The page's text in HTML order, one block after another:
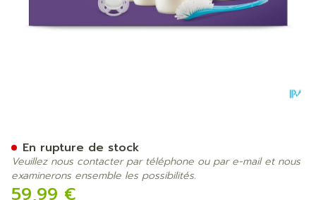
59,99 €
En rupture de stock
Veuillez nous contacter par téléphone ou par e-mail et nous
examinerons ensemble les possibilités.